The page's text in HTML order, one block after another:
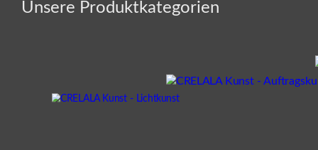
Unsere Produktkategorien